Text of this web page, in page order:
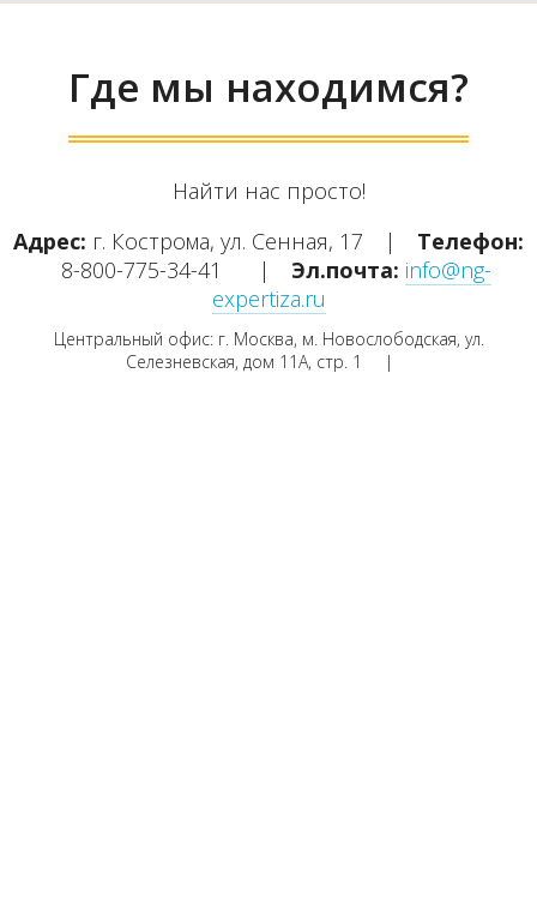
Где мы находимся?
Найти нас просто!
Адрес: г. Кострома, ул. Сенная, 17 |
Телефон:
8-800-775-34-41
| Эл.почта: info@ng-
expertiza.ru
Центральный офис: г. Москва, м. Новослободская, ул.
Селезневская, дом 11А, стр. 1
|